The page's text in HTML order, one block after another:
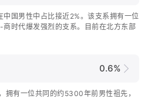
国男性中占比接近2%。该支系拥有一位
时代爆发强烈的支系。目前在北方东部
0.6%
有一位共同的约5300年前男性祖先，